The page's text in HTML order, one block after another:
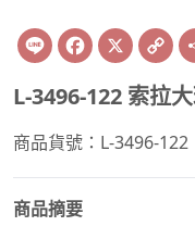
Line Facebook
X
L-3496-122 索拉
商品貨號：L-3496-122
商品摘要